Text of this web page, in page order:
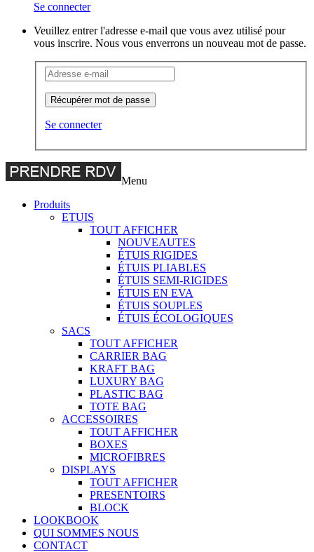
Se connecter
Veuillez entrer l'adresse e-mail que vous avez utilisé pour
vous inscrire. Nous vous enverrons un nouveau mot de passe.
Récupérer mot de passe
Se connecter
Menu
Produits
ETUIS
TOUT AFFICHER
NOUVEAUTES
ÉTUIS RIGIDES
ÉTUIS PLIABLES
ÉTUIS SEMI-RIGIDES
ÉTUIS EN EVA
ÉTUIS SOUPLES
ÉTUIS ÉCOLOGIQUES
SACS
TOUT AFFICHER
CARRIER BAG
KRAFT BAG
LUXURY BAG
PLASTIC BAG
TOTE BAG
ACCESSOIRES
TOUT AFFICHER
BOXES
MICROFIBRES
DISPLAYS
TOUT AFFICHER
PRESENTOIRS
BLOCK
LOOKBOOK
QUI SOMMES NOUS
CONTACT